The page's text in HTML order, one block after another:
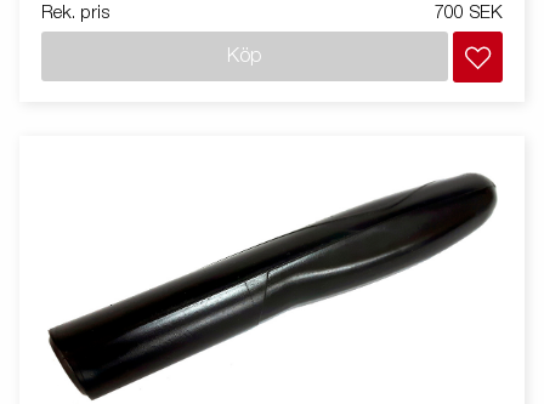
Rek. pris 700 SEK
Köp